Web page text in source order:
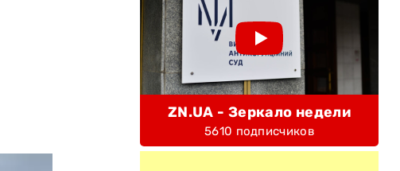
ZN.UA - Зеркало недели
5610 подписчиков